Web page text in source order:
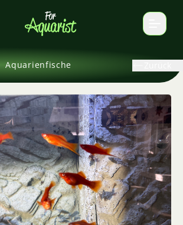
Aquarienfische